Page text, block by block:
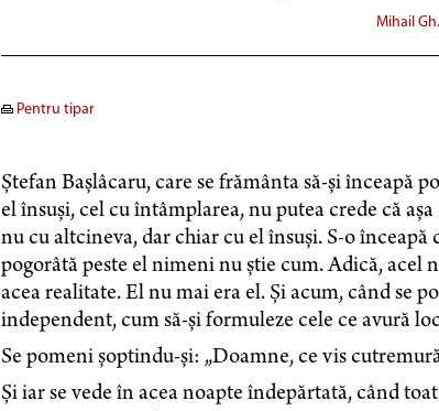
Mihail
Pentru tipar
Ștefan Bașlâcaru, care se frământa să-și înceapă
el însuși, cel cu întâmplarea, nu putea crede că
nu cu altcineva, dar chiar cu el însuși. S-o
pogorâtă peste el nimeni nu știe cum. Adică, acel
acea realitate. El nu mai era el. Și acum, când se
independent, cum să-și formuleze cele ce avură
Se pomeni șoptindu-și: „Doamne, ce vis
Și iar se vede în acea noapte îndepărtată, când